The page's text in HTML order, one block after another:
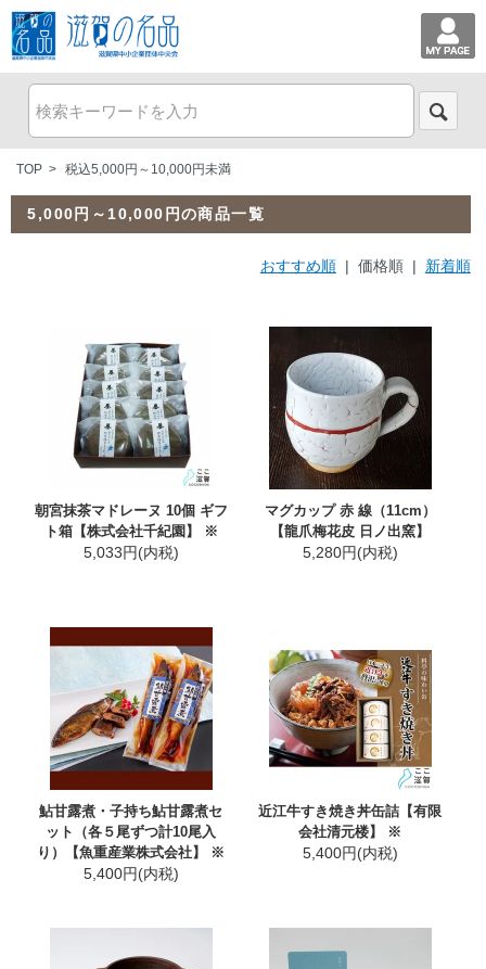
TOP > 税込5,000円～10,000円未満
5,000円～10,000円の商品一覧
おすすめ順| 価格順 | 新着順
朝宮抹茶マドレーヌ 10個 ギフ
ト箱【株式会社千紀園】 ※
5,033円(内税)
マグカップ 赤 線（11cm）
【龍爪梅花皮 日ノ出窯】
5,280円(内税)
鮎甘露煮・子持ち鮎甘露煮セ
ット（各５尾ずつ計10尾入
り）【魚重産業株式会社】 ※
5,400円(内税)
近江牛すき焼き丼缶詰【有限
会社清元楼】 ※
5,400円(内税)